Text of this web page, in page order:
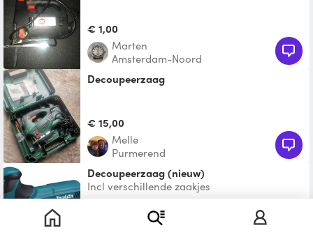
€ 1,00
Marten
Amsterdam-Noord
Decoupeerzaag
€ 15,00
Melle
Purmerend
Decoupeerzaag (nieuw)
Incl verschillende zaakjes